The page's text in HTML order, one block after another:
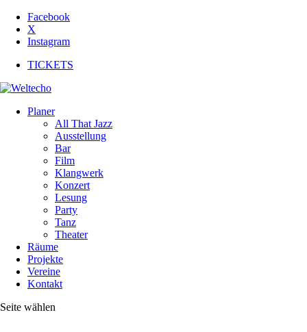
Facebook
X
Instagram
TICKETS
Planer
All That Jazz
Ausstellung
Bar
Film
Klangwerk
Konzert
Lesung
Party
Tanz
Theater
Räume
Projekte
Vereine
Kontakt
Seite wählen